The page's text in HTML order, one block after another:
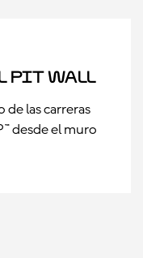
Pit Wall
de las carreras
desde el muro